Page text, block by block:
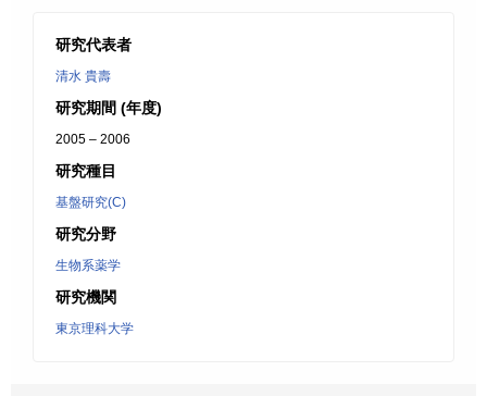
研究代表者
清水 貴壽
研究期間 (年度)
2005 – 2006
研究種目
基盤研究(C)
研究分野
生物系薬学
研究機関
東京理科大学